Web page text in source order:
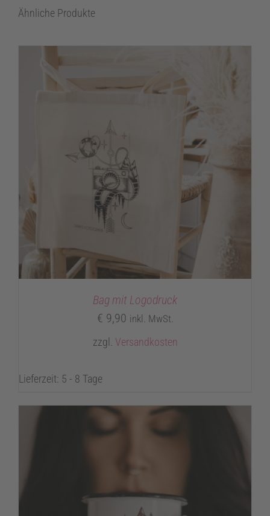
Ähnliche Produkte
Bag mit Logodruck
€ 9,90 inkl. MwSt.
zzgl. Versandkosten
Lieferzeit: 5 - 8 Tage